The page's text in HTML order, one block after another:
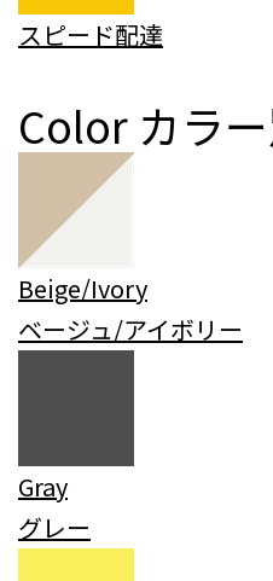
スピード配達
Color カラ
Beige/Ivory
ベージュ/アイボリー
Gray
グレー